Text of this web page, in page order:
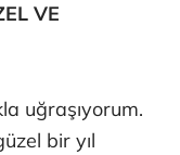
VE
uğraşıyorum.
bir yıl